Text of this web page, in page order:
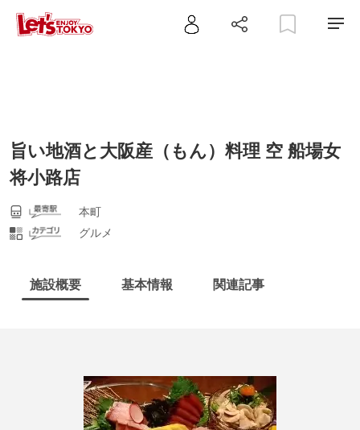
旨い地酒と大阪産（もん）料理 空 船場女
将小路店
本町
グルメ
施設概要 基本情報 関連記事